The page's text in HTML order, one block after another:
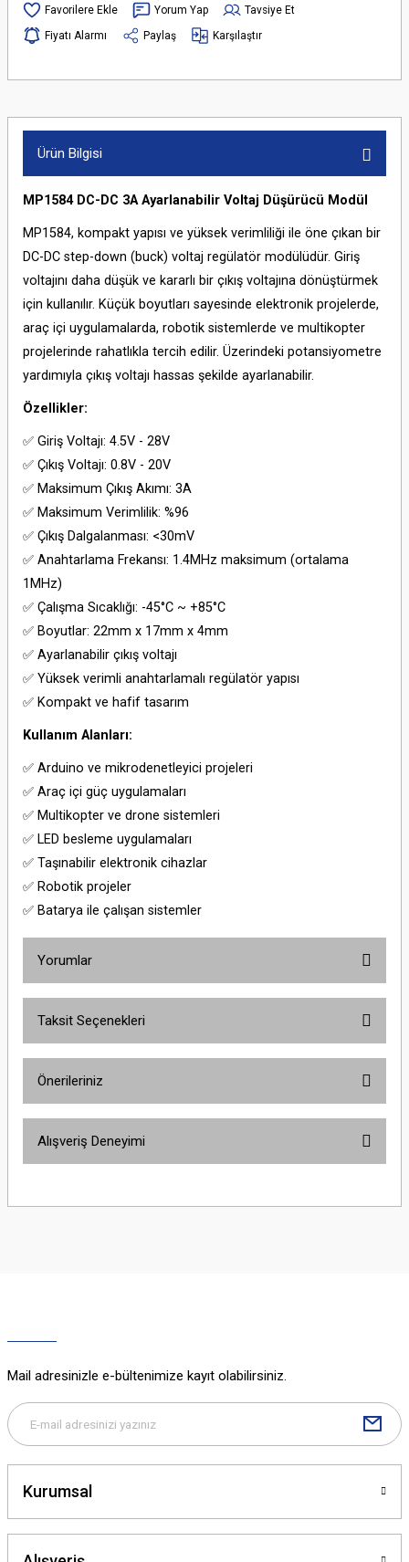
Yorum Yap
Tavsiye Et
Fiyatı Alarmı
Paylaş Karşılaştır
Ürün Bilgisi
MP1584 DC-DC 3A Ayarlanabilir Voltaj Düşürücü Modül
MP1584, kompakt yapısı ve yüksek verimliliği ile öne çıkan bir
DC-DC step-down (buck) voltaj regülatör modülüdür. Giriş
voltajını daha düşük ve kararlı bir çıkış voltajına dönüştürmek
için kullanılır. Küçük boyutları sayesinde elektronik projelerde,
araç içi uygulamalarda, robotik sistemlerde ve multikopter
projelerinde rahatlıkla tercih edilir. Üzerindeki potansiyometre
yardımıyla çıkış voltajı hassas şekilde ayarlanabilir.
Özellikler:
✅ Giriş Voltajı: 4.5V - 28V
✅ Çıkış Voltajı: 0.8V - 20V
✅ Maksimum Çıkış Akımı: 3A
✅ Maksimum Verimlilik: %96
✅ Çıkış Dalgalanması: <30mV
✅ Anahtarlama Frekansı: 1.4MHz maksimum (ortalama
1MHz)
✅ Çalışma Sıcaklığı: -45°C ~ +85°C
✅ Boyutlar: 22mm x 17mm x 4mm
✅ Ayarlanabilir çıkış voltajı
✅ Yüksek verimli anahtarlamalı regülatör yapısı
✅ Kompakt ve hafif tasarım
Kullanım Alanları:
✅ Arduino ve mikrodenetleyici projeleri
✅ Araç içi güç uygulamaları
✅ Multikopter ve drone sistemleri
✅ LED besleme uygulamaları
✅ Taşınabilir elektronik cihazlar
✅ Robotik projeler
✅ Batarya ile çalışan sistemler
Yorumlar
Taksit Seçenekleri
Önerileriniz
yetersiz gördüğünüz noktaları öneri formunu kullanarak tarafımıza
Gönder
Alışveriş Deneyimi
Mail adresinizle e-bültenimize kayıt olabilirsiniz.
Kurumsal